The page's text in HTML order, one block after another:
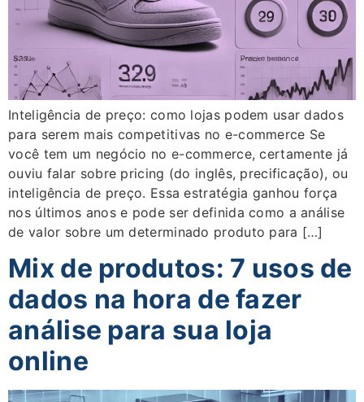
Inteligência de preço: como lojas podem usar dados
para serem mais competitivas no e-commerce Se
você tem um negócio no e-commerce, certamente já
ouviu falar sobre pricing (do inglês, precificação), ou
inteligência de preço. Essa estratégia ganhou força
nos últimos anos e pode ser definida como a análise
de valor sobre um determinado produto para […]
Mix de produtos: 7 usos de
dados na hora de fazer
análise para sua loja
online